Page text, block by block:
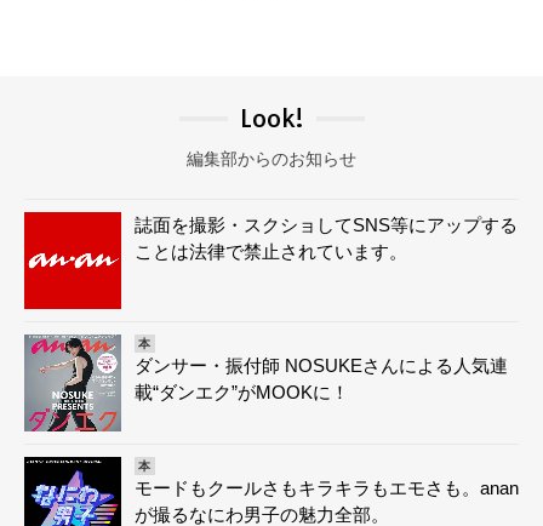
Look!
編集部からのお知らせ
誌面を撮影・スクショしてSNS等にアップする
ことは法律で禁止されています。
本
ダンサー・振付師 NOSUKEさんによる人気連
載“ダンエク”がMOOKに！
本
モードもクールさもキラキラもエモさも。anan
が撮るなにわ男子の魅力全部。